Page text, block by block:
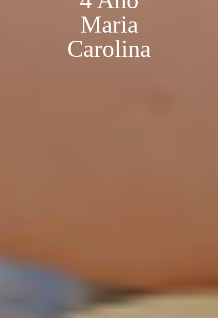
Maria
Carolina